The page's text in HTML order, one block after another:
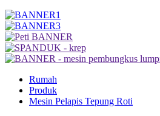
Rumah
Produk
Mesin Pelapis Tepung Roti